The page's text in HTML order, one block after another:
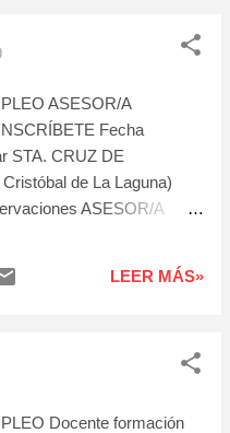
Servicios Puestos de
EN CLÍNICA DENTAL EN
Mínima 2 AÑOS
de Grado Superior
- (Nivel Avanzado)
Completa Tipo de
Disponibilidad Horaria
ASESOR/A
Fecha
STA. CRUZ DE
de La Laguna)
ASESOR/A
, Descripción
Completa Tipo de
Geográfica
LEER MÁS»
Docente formación